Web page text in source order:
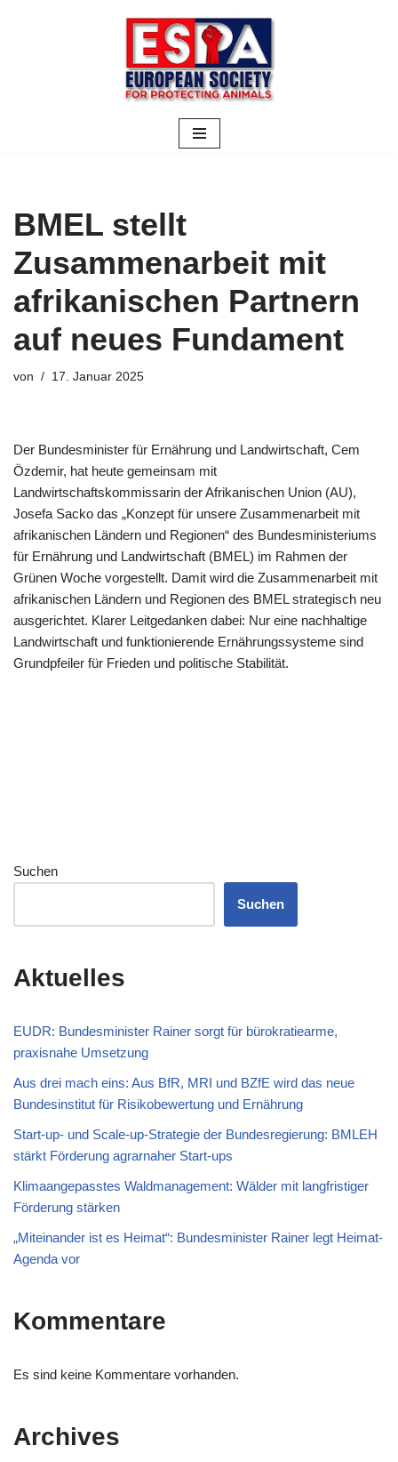
BMEL stellt
Zusammenarbeit mit
afrikanischen Partnern
auf neues Fundament
von 17. Januar 2025
Der Bundesminister für Ernährung und Landwirtschaft, Cem
Özdemir, hat heute gemeinsam mit
Landwirtschaftskommissarin der Afrikanischen Union (AU),
Josefa Sacko das „Konzept für unsere Zusammenarbeit mit
afrikanischen Ländern und Regionen“ des Bundesministeriums
für Ernährung und Landwirtschaft (BMEL) im Rahmen der
Grünen Woche vorgestellt. Damit wird die Zusammenarbeit mit
afrikanischen Ländern und Regionen des BMEL strategisch neu
ausgerichtet. Klarer Leitgedanken dabei: Nur eine nachhaltige
Landwirtschaft und funktionierende Ernährungssysteme sind
Grundpfeiler für Frieden und politische Stabilität.
Suchen
Suchen
Aktuelles
EUDR: Bundesminister Rainer sorgt für bürokratiearme,
praxisnahe Umsetzung
Aus drei mach eins: Aus BfR, MRI und BZfE wird das neue
Bundesinstitut für Risikobewertung und Ernährung
Start-up- und Scale-up-Strategie der Bundesregierung: BMLEH
stärkt Förderung agrarnaher Start-ups
Klimaangepasstes Waldmanagement: Wälder mit langfristiger
Förderung stärken
„Miteinander ist es Heimat“: Bundesminister Rainer legt Heimat-
Agenda vor
Kommentare
Es sind keine Kommentare vorhanden.
Archives